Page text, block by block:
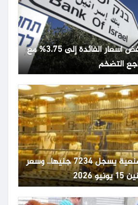
بنك إسرائيل يخفض أسعار الفائدة إلى 3.75% مع
التضخم
عيار 24 دون مصنعية يسجل 7234 جنيها.. وسعر
2026